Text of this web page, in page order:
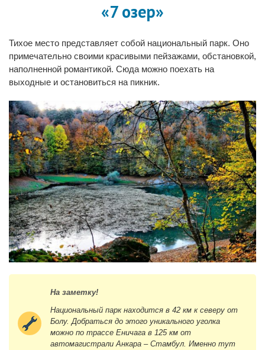
«7 озер»
Тихое место представляет собой национальный парк. Оно
примечательно своими красивыми пейзажами, обстановкой,
наполненной романтикой. Сюда можно поехать на
выходные и остановиться на пикник.
На заметку!
Национальный парк находится в 42 км к северу от
Болу. Добраться до этого уникального уголка
можно по трассе Еничага в 125 км от
автомагистрали Анкара – Стамбул. Именно тут